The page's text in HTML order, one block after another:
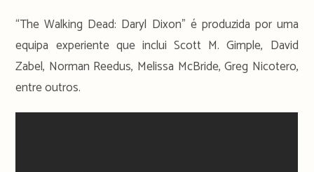
“The Walking Dead: Daryl Dixon” é produzida por uma
equipa experiente que inclui Scott M. Gimple, David
Zabel, Norman Reedus, Melissa McBride, Greg Nicotero,
entre outros.